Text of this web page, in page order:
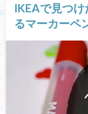
IKEAで見つ
るマーカーペ